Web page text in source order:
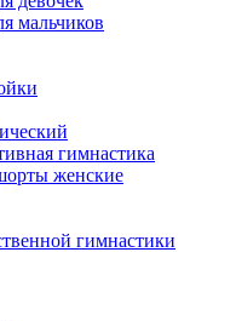
мальчиков
гимнастика
женские
гимнастики